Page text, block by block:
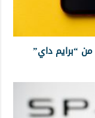
من “برايم داي”